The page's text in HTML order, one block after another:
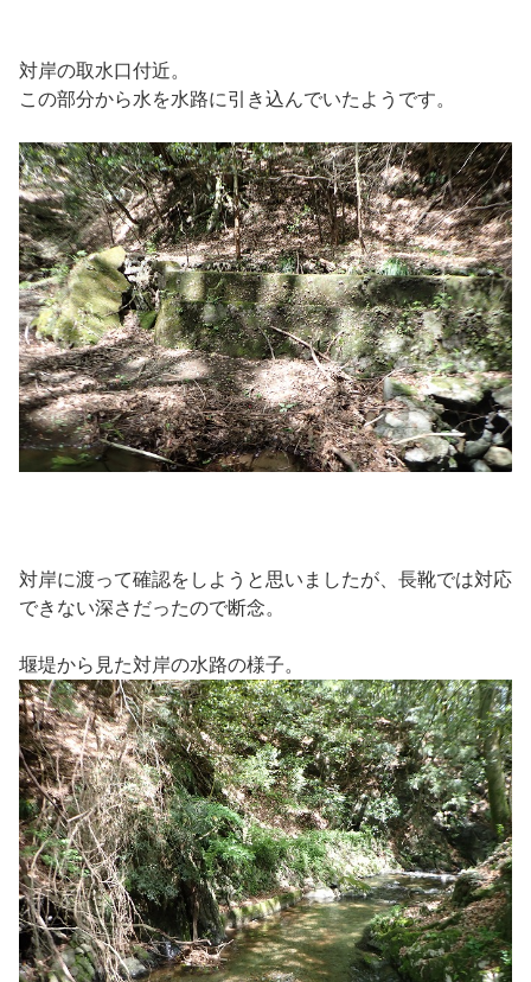
対岸の取水口付近。
この部分から水を水路に引き込んでいたようです。
対岸に渡って確認をしようと思いましたが、長靴では対応
できない深さだったので断念。
堰堤から見た対岸の水路の様子。